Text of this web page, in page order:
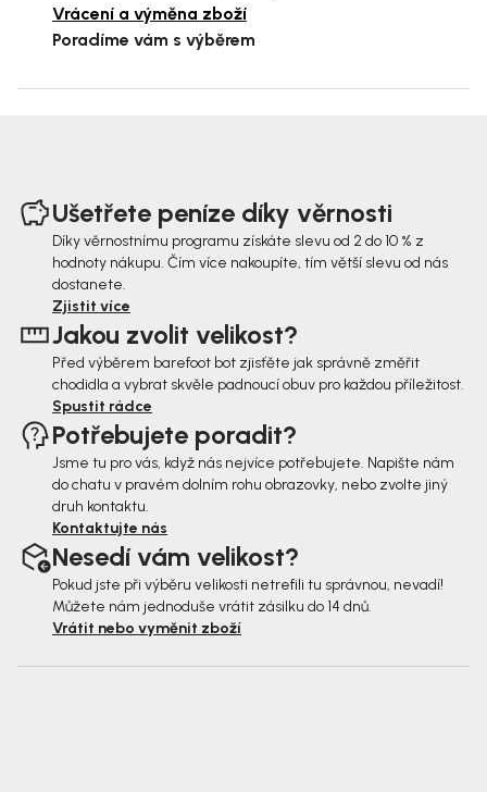
Vrácení a výměna zboží
Poradíme vám s výběrem
Ušetřete peníze díky věrnosti
Díky věrnostnímu programu získáte slevu od 2 do 10 % z
hodnoty nákupu. Čím více nakoupíte, tím větší slevu od nás
dostanete.
Zjistit více
Jakou zvolit velikost?
Před výběrem barefoot bot zjisťěte jak správně změřit
chodidla a vybrat skvěle padnoucí obuv pro každou příležitost.
Spustit rádce
Potřebujete poradit?
Jsme tu pro vás, když nás nejvíce potřebujete. Napište nám
do chatu v pravém dolním rohu obrazovky, nebo zvolte jiný
druh kontaktu.
Kontaktujte nás
Nesedí vám velikost?
Pokud jste při výběru velikosti netrefili tu správnou, nevadí!
Můžete nám jednoduše vrátit zásilku do 14 dnů.
Vrátit nebo vyměnit zboží